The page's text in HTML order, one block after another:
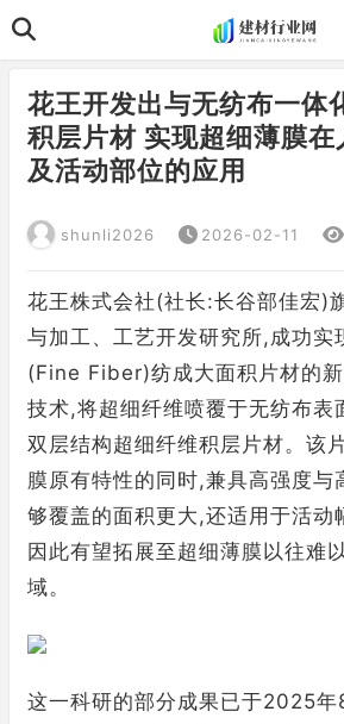
花王开发出与无纺布一体
积层片材 实现超细薄膜
及活动部位的应用
shunli2026 2026-02-11
花王株式会社(社长:长谷部佳宏)
与加工、工艺开发研究所,成功实
(Fine Fiber)纺成大面积片材的
技术,将超细纤维喷覆于无纺布表
双层结构超细纤维积层片材。该
膜原有特性的同时,兼具高强度与
够覆盖的面积更大,还适用于活动
因此有望拓展至超细薄膜以往难
域。
这一科研的部分成果已于2025年